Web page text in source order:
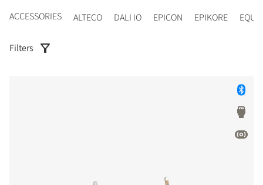
ACCESSORIES ALTECO DALI IO EPICON EPIKORE EQUI
Filters